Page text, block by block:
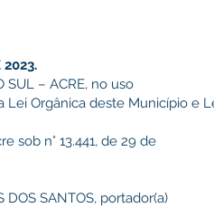
2023.
SUL – ACRE, no uso
Orgânica deste Município e
sob n° 13.441, de 29 de
DOS SANTOS, portador(a)